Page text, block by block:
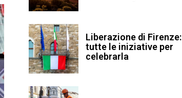
Liberazione di Firenze:
tutte le iniziative per
celebrarla